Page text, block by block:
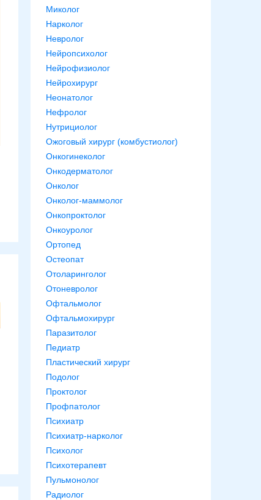
Миколог
Нарколог
Невролог
Нейропсихолог
Нейрофизиолог
Нейрохирург
Неонатолог
Нефролог
Нутрициолог
Ожоговый хирург (комбустиолог)
Онкогинеколог
Онкодерматолог
Онколог
Онколог-маммолог
Онкопроктолог
Онкоуролог
Ортопед
Остеопат
Отоларинголог
Отоневролог
Офтальмолог
Офтальмохирург
Паразитолог
Педиатр
Пластический хирург
Подолог
Проктолог
Профпатолог
Психиатр
Психиатр-нарколог
Психолог
Психотерапевт
Пульмонолог
Радиолог